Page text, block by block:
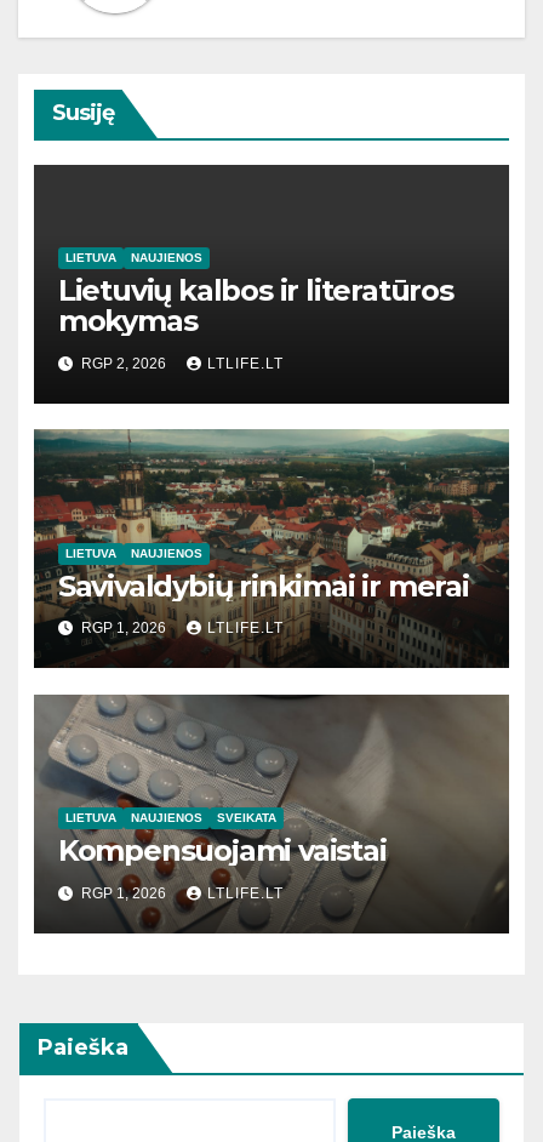
Susiję
LIETUVA NAUJIENOS
Lietuvių kalbos ir literatūros
mokymas
RGP 2, 2026 LTLIFE.LT
LIETUVA NAUJIENOS
Savivaldybių rinkimai ir merai
RGP 1, 2026 LTLIFE.LT
LIETUVA NAUJIENOS SVEIKATA
Kompensuojami vaistai
RGP 1, 2026 LTLIFE.LT
Paieška
Paieška